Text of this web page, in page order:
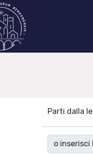
Parti dalla
o